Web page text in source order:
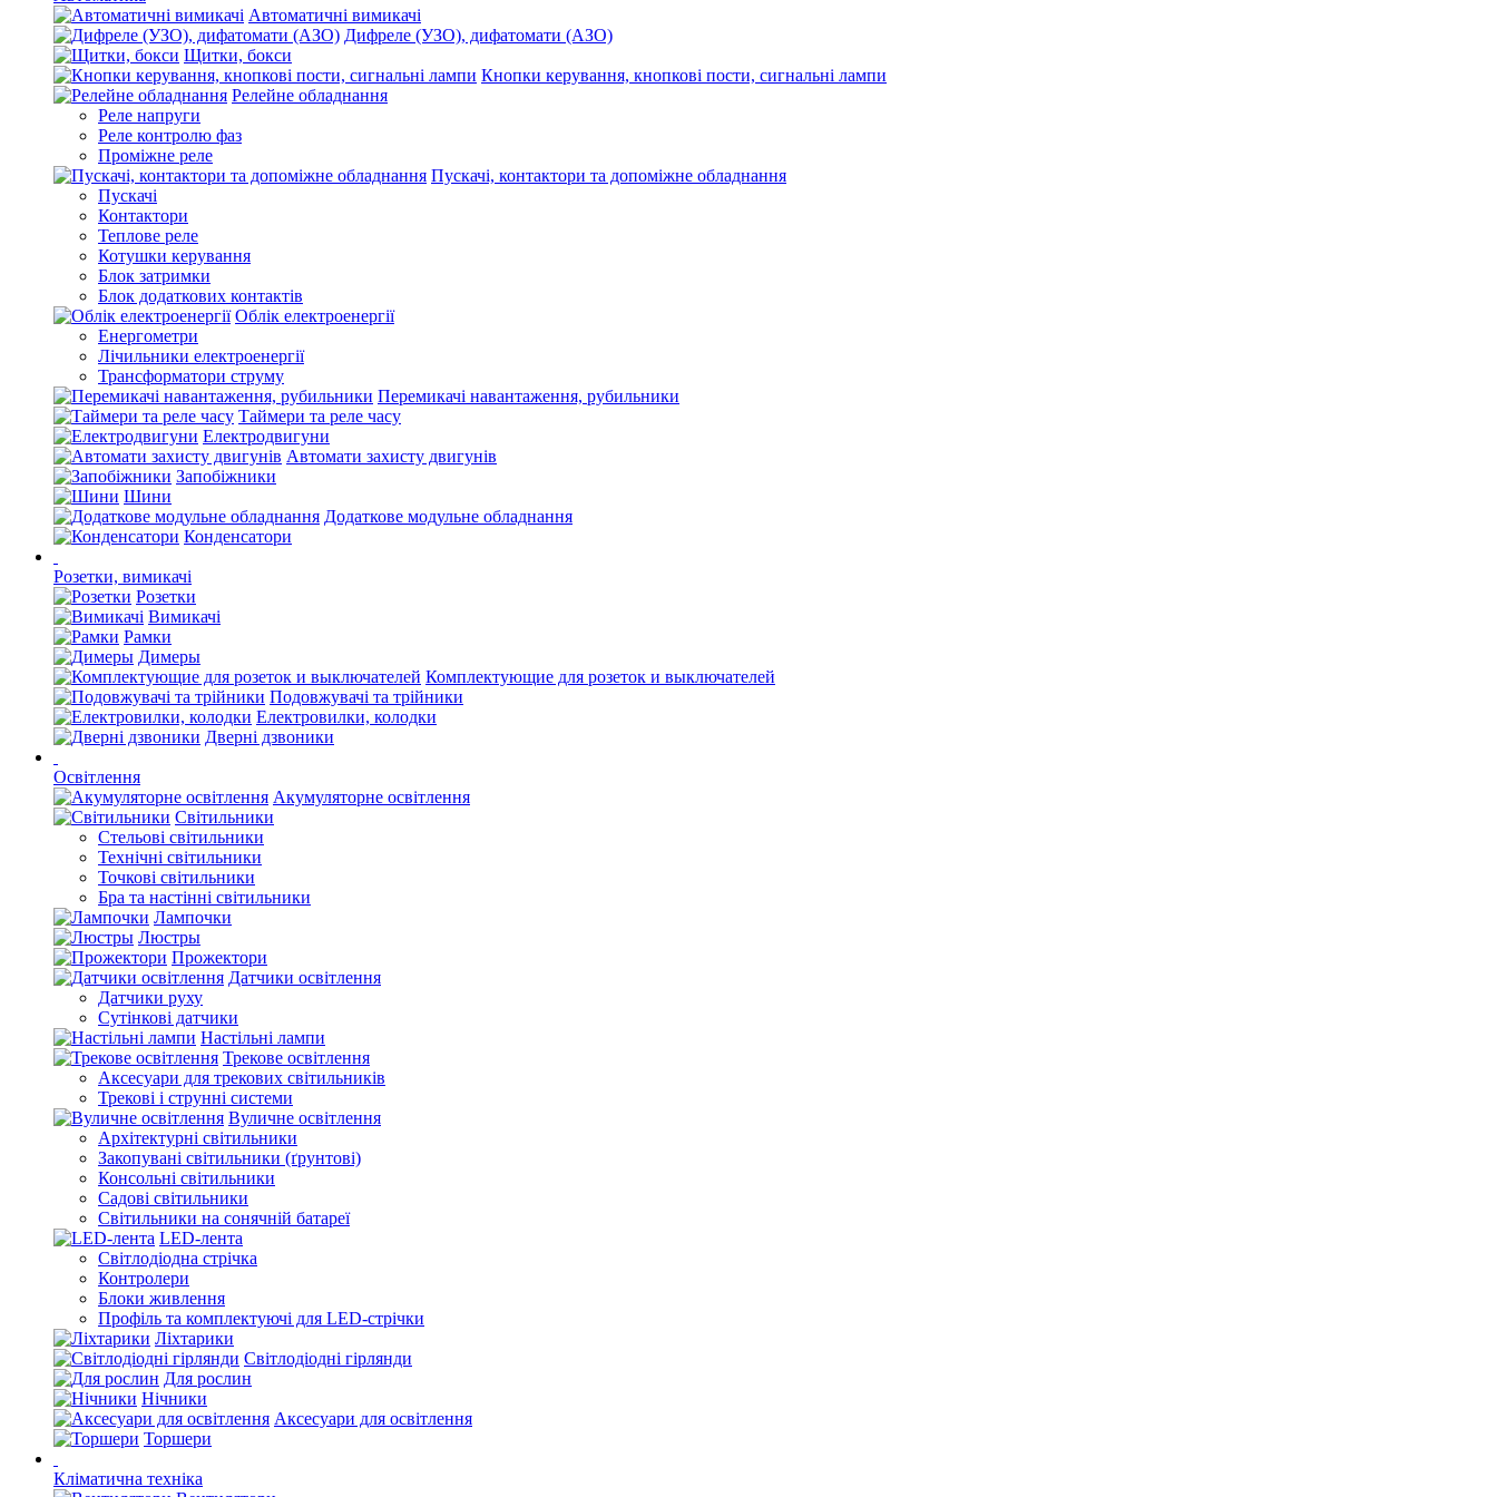
Автоматичні вимикачі
Дифреле (УЗО), дифатомати (АЗО)
Щитки, бокси
Кнопки керування, кнопкові пости, сигнальні лампи
Релейне обладнання
Реле напруги
Реле контролю фаз
Проміжне реле
Пускачі, контактори та допоміжне обладнання
Пускачі
Контактори
Теплове реле
Котушки керування
Блок затримки
Блок додаткових контактів
Облік електроенергії
Енергометри
Лічильники електроенергії
Трансформатори струму
Перемикачі навантаження, рубильники
Таймери та реле часу
Електродвигуни
Автомати захисту двигунів
Запобіжники
Шини
Додаткове модульне обладнання
Конденсатори
Розетки, вимикачі
Розетки
Вимикачі
Рамки
Димеры
Комплектующие для розеток и выключателей
Подовжувачі та трійники
Електровилки, колодки
Дверні дзвоники
Освітлення
Акумуляторне освітлення
Світильники
Стельові світильники
Технічні світильники
Точкові світильники
Бра та настінні світильники
Лампочки
Люстры
Прожектори
Датчики освітлення
Датчики руху
Сутінкові датчики
Настільні лампи
Трекове освітлення
Аксесуари для трекових світильників
Трекові і струнні системи
Вуличне освітлення
Архітектурні світильники
Закопувані світильники (ґрунтові)
Консольні світильники
Садові світильники
Світильники на сонячній батареї
LED-лента
Світлодіодна стрічка
Контролери
Блоки живлення
Профіль та комплектуючі для LED-стрічки
Ліхтарики
Світлодіодні гірлянди
Для рослин
Нічники
Аксесуари для освітлення
Торшери
Кліматична техніка